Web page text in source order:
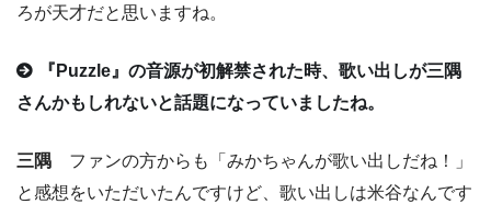
ろが天才だと思いますね。
『Puzzle』の音源が初解禁された時、歌い出しが三隅
さんかもしれないと話題になっていましたね。
三隅 ファンの方からも「みかちゃんが歌い出しだね！」
と感想をいただいたんですけど、歌い出しは米谷なんです